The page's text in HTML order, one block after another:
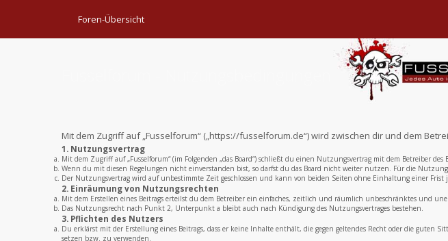
Foren-Übersicht
Mit dem Zugriff auf „Fusselforum“ („https://fusselforum.de“) wird zwischen dir und dem
1. Nutzungsvertrag
Mit dem Zugriff auf „Fusselforum“ (im Folgenden „das Board“) schließt du einen Nutzungsvertrag mit dem Betreiber
Wenn du mit diesen Regelungen nicht einverstanden bist, so darfst du das Board nicht weiter nutzen. Für die
Der Nutzungsvertrag wird auf unbestimmte Zeit geschlossen und kann von beiden Seiten ohne Einhaltung einer Frist
2. Einräumung von Nutzungsrechten
Mit dem Erstellen eines Beitrags erteilst du dem Betreiber ein einfaches, zeitlich und räumlich unbeschränktes und
Das Nutzungsrecht nach Punkt 2, Unterpunkt a bleibt auch nach Kündigung des Nutzungsvertrages bestehen.
3. Pflichten des Nutzers
Du erklärst mit der Erstellung eines Beitrags, dass er keine Inhalte enthält, die gegen geltendes Recht oder die guten
setzen bzw. zu verwenden.